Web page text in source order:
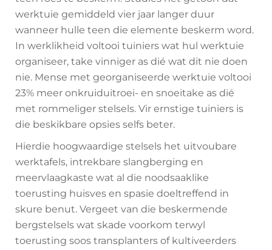
werktuie gemiddeld vier jaar langer duur
wanneer hulle teen die elemente beskerm word.
In werklikheid voltooi tuiniers wat hul werktuie
organiseer, take vinniger as dié wat dit nie doen
nie. Mense met georganiseerde werktuie voltooi
23% meer onkruiduitroei- en snoeitake as dié
met rommeliger stelsels. Vir ernstige tuiniers is
die beskikbare opsies selfs beter.
Hierdie hoogwaardige stelsels het uitvoubare
werktafels, intrekbare slangberging en
meervlaagkaste wat al die noodsaaklike
toerusting huisves en spasie doeltreffend in
skure benut. Vergeet van die beskermende
bergstelsels wat skade voorkom terwyl
toerusting soos transplanters of kultiveerders